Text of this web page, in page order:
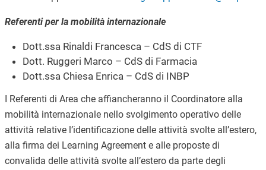
Referenti per la mobilità internazionale
Dott.ssa Rinaldi Francesca – CdS di CTF
Dott. Ruggeri Marco – CdS di Farmacia
Dott.ssa Chiesa Enrica – CdS di INBP
I Referenti di Area che affiancheranno il Coordinatore alla
mobilità internazionale nello svolgimento operativo delle
attività relative l’identificazione delle attività svolte all’estero,
alla firma dei Learning Agreement e alle proposte di
convalida delle attività svolte all’estero da parte degli